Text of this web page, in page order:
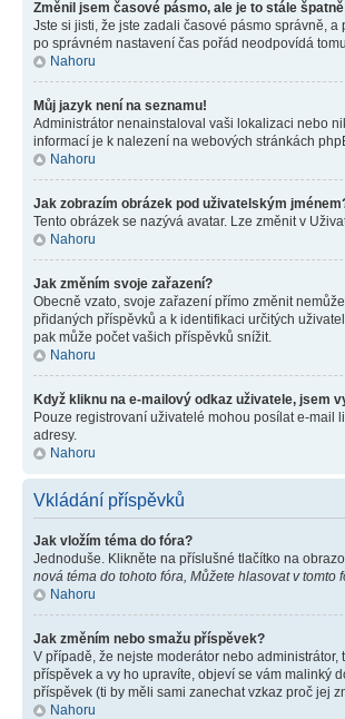
Změnil jsem časové pásmo, ale je to stále
Jste si jisti, že jste zadali časové pásmo správně,
po správném nastavení čas pořád neodpovídá
Nahoru
Můj jazyk není na seznamu!
Administrátor nenainstaloval vaši lokalizaci nebo
informací je k nalezení na webových stránkách
Nahoru
Jak zobrazím obrázek pod uživatelským
Tento obrázek se nazývá avatar. Lze změnit v
Nahoru
Jak změním svoje zařazení?
Obecně vzato, svoje zařazení přímo změnit
přidaných příspěvků a k identifikaci určitých
pak může počet vašich příspěvků snížit.
Nahoru
Když kliknu na e-mailový odkaz uživatele, jsem
Pouze registrovaní uživatelé mohou posílat e-mail
adresy.
Nahoru
Vkládání příspěvků
Jak vložím téma do fóra?
Jednoduše. Klikněte na příslušné tlačítko na
nová téma do tohoto fóra, Můžete hlasovat v tomto
Nahoru
Jak změním nebo smažu příspěvek?
V případě, že nejste moderátor nebo
příspěvek a vy ho upravíte, objeví se vám malinký
příspěvek (ti by měli sami zanechat vzkaz proč jej
Nahoru